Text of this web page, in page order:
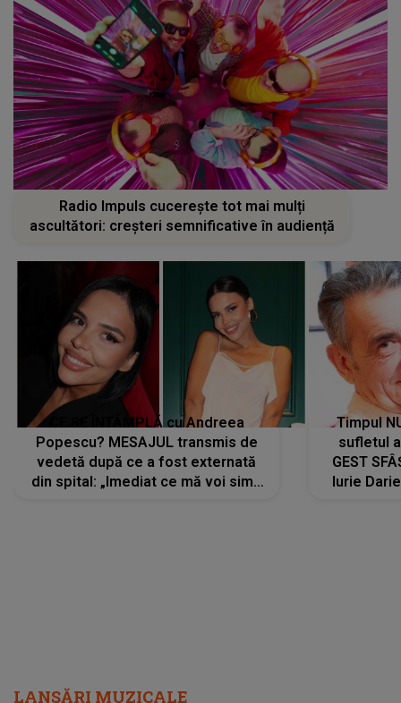
Radio Impuls cucerește tot mai mulți
ascultători: creșteri semnificative în audiență
CE SE ÎNTÂMPLĂ cu Andreea
Popescu? MESAJUL transmis de
vedetă după ce a fost externată
din spital: „Imediat ce mă voi simți
Timpul
sufletul
GEST
Iurie
LANSĂRI MUZICALE